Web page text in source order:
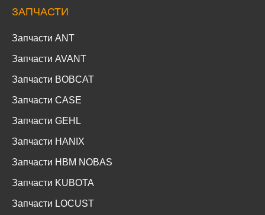
ЗАПЧАСТИ
Запчасти ANT
Запчасти AVANT
Запчасти BOBCAT
Запчасти CASE
Запчасти GEHL
Запчасти HANIX
Запчасти HBM NOBAS
Запчасти KUBOTA
Запчасти LOCUST